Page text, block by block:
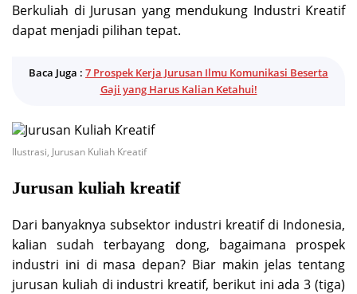
Berkuliah di Jurusan yang mendukung Industri Kreatif
dapat menjadi pilihan tepat.
Baca Juga : 7 Prospek Kerja Jurusan Ilmu Komunikasi Beserta
Gaji yang Harus Kalian Ketahui!
Ilustrasi, Jurusan Kuliah Kreatif
Jurusan kuliah kreatif
Dari banyaknya subsektor industri kreatif di Indonesia,
kalian sudah terbayang dong, bagaimana prospek
industri ini di masa depan? Biar makin jelas tentang
jurusan kuliah di industri kreatif, berikut ini ada 3 (tiga)